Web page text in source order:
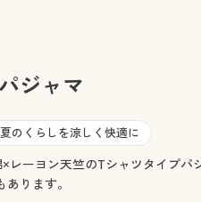
着
いサイズ レディース下着
いサイズ メンズ
いサイズ 事務・制服
ジャマ
夏のくらしを涼しく快適に
ーヨン天竺のTシャツタイプパ
ります。